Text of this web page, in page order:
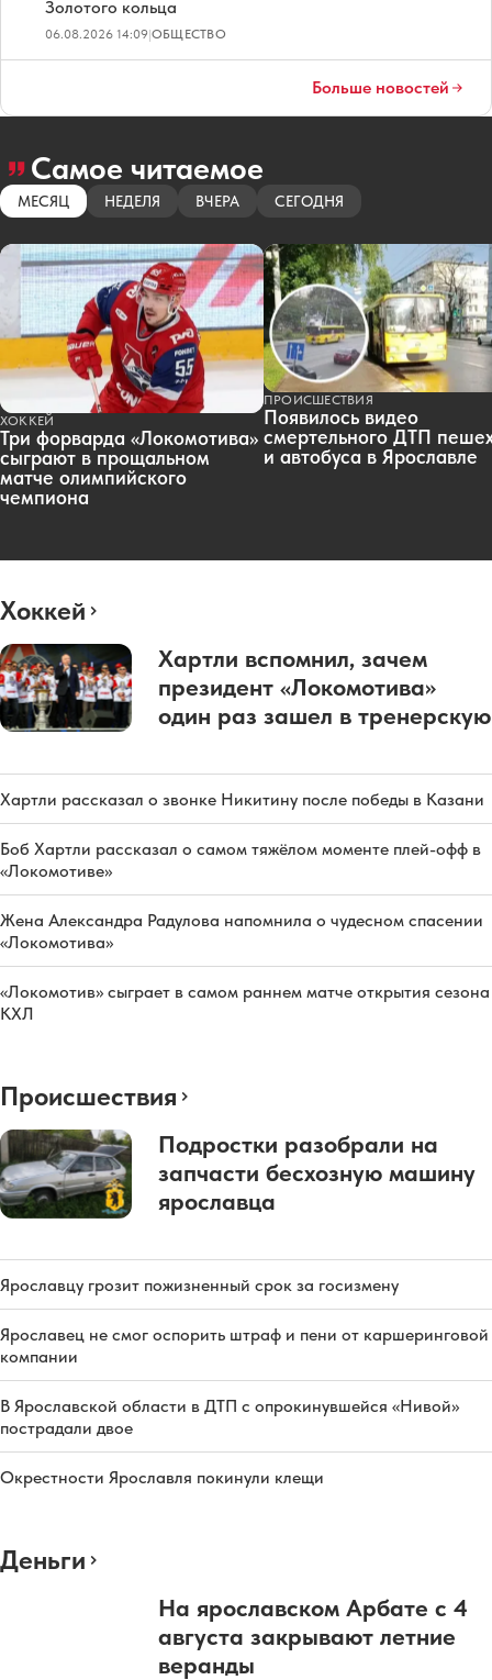
Золотого кольца
06.08.2026 14:09|ОБЩЕСТВО
Больше новостей
Самое читаемое
МЕСЯЦ НЕДЕЛЯ ВЧЕРА СЕГОДНЯ
ХОККЕЙ
Три форварда «Локомотива»
сыграют в прощальном
матче олимпийского
чемпиона
ПРОИСШЕСТВИЯ
Появилось видео
смертельного ДТП
и автобуса в Ярославле
Хоккей
Хартли вспомнил, зачем
президент «Локомотива»
один раз зашел в тренерскую
Хартли рассказал о звонке Никитину после победы в Казани
Боб Хартли рассказал о самом тяжёлом моменте плей-офф в
«Локомотиве»
Жена Александра Радулова напомнила о чудесном спасении
«Локомотива»
«Локомотив» сыграет в самом раннем матче открытия сезона
КХЛ
Происшествия
Подростки разобрали на
запчасти бесхозную машину
ярославца
Ярославцу грозит пожизненный срок за госизмену
Ярославец не смог оспорить штраф и пени от каршеринговой
компании
В Ярославской области в ДТП с опрокинувшейся «Нивой»
пострадали двое
Окрестности Ярославля покинули клещи
Деньги
На ярославском Арбате с 4
августа закрывают летние
веранды